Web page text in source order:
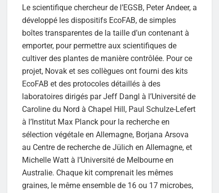
Le scientifique chercheur de l’EGSB, Peter Andeer, a
développé les dispositifs EcoFAB, de simples
boîtes transparentes de la taille d’un contenant à
emporter, pour permettre aux scientifiques de
cultiver des plantes de manière contrôlée. Pour ce
projet, Novak et ses collègues ont fourni des kits
EcoFAB et des protocoles détaillés à des
laboratoires dirigés par Jeff Dangl à l’Université de
Caroline du Nord à Chapel Hill, Paul Schulze-Lefert
à l’Institut Max Planck pour la recherche en
sélection végétale en Allemagne, Borjana Arsova
au Centre de recherche de Jülich en Allemagne, et
Michelle Watt à l’Université de Melbourne en
Australie. Chaque kit comprenait les mêmes
graines, le même ensemble de 16 ou 17 microbes,